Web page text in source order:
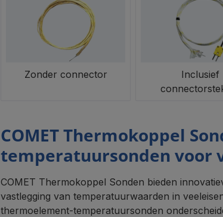
Zonder connector
Inclusief
COMET Thermokoppel
temperatuursonden voor
COMET Thermokoppel Sonden bieden
vastlegging van temperatuurwaarden in
thermoelement-temperatuursonden